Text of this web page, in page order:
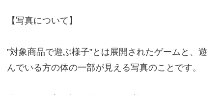
【写真について】
”対象商品で遊ぶ様子”とは展開されたゲームと、遊
んでいる方の体の一部が見える写真のことです。